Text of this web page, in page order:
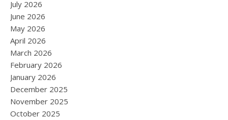
July 2026
June 2026
May 2026
April 2026
March 2026
February 2026
January 2026
December 2025
November 2025
October 2025